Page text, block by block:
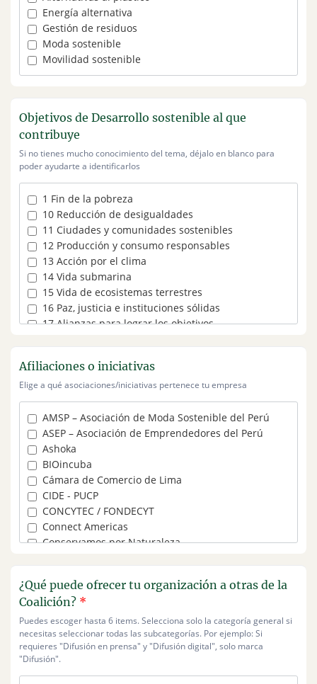
Energía alternativa
Gestión de residuos
Moda sostenible
Movilidad sostenible
Objetivos de Desarrollo sostenible al que
contribuye
Si no tienes mucho conocimiento del tema, déjalo en blanco para
poder ayudarte a identificarlos
1 Fin de la pobreza
10 Reducción de desigualdades
11 Ciudades y comunidades sostenibles
12 Producción y consumo responsables
13 Acción por el clima
14 Vida submarina
15 Vida de ecosistemas terrestres
16 Paz, justicia e instituciones sólidas
17 Alianzas para lograr los objetivos
4 Educación de calidad
5 Igualdad de género
6 Agua limpia y saneamiento
7 Energía asequible y no contaminante
8 Trabajo decente y crecimiento económico
9 Industria, innovación e infraestructura
Afiliaciones o iniciativas
Elige a qué asociaciones/iniciativas pertenece tu empresa
AMSP – Asociación de Moda Sostenible del Perú
ASEP – Asociación de Emprendedores del Perú
Ashoka
BIOincuba
Cámara de Comercio de Lima
CIDE - PUCP
CONCYTEC / FONDECYT
Connect Americas
Conservamos por Naturaleza
Endeavor Perú
Equipu
F6S
Genes Perú
HAF Productos Solidarios
¿Qué puede ofrecer tu organización a otras de la
Coalición? *
Puedes escoger hasta 6 items. Selecciona solo la categoría general si
necesitas seleccionar todas las subcategorías. Por ejemplo: Si
requieres "Difusión en prensa" y "Difusión digital", solo marca
"Difusión".